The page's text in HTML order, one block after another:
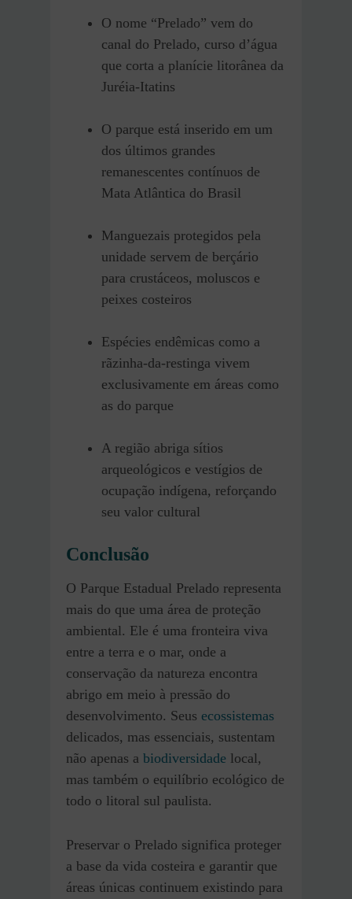
O nome “Prelado” vem do
canal do Prelado, curso d’água
que corta a planície litorânea da
Juréia-Itatins
O parque está inserido em um
dos últimos grandes
remanescentes contínuos de
Mata Atlântica do Brasil
Manguezais protegidos pela
unidade servem de berçário
para crustáceos, moluscos e
peixes costeiros
Espécies endêmicas como a
rãzinha-da-restinga vivem
exclusivamente em áreas como
as do parque
A região abriga sítios
arqueológicos e vestígios de
ocupação indígena, reforçando
seu valor cultural
Conclusão
O Parque Estadual Prelado representa
mais do que uma área de proteção
ambiental. Ele é uma fronteira viva
entre a terra e o mar, onde a
conservação da natureza encontra
abrigo em meio à pressão do
desenvolvimento. Seus ecossistemas
delicados, mas essenciais, sustentam
não apenas a biodiversidade local,
mas também o equilíbrio ecológico de
todo o litoral sul paulista.
Preservar o Prelado significa proteger
a base da vida costeira e garantir que
áreas únicas continuem existindo para